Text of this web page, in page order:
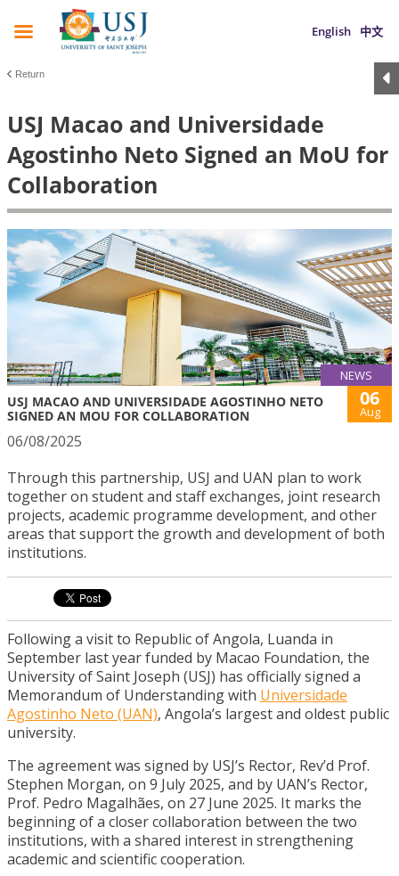
English 中文
Return
USJ Macao and Universidade
Agostinho Neto Signed an MoU for
Collaboration
NEWS
USJ MACAO AND UNIVERSIDADE AGOSTINHO NETO
SIGNED AN MOU FOR COLLABORATION
06
Aug
06/08/2025
Through this partnership, USJ and UAN plan to work
together on student and staff exchanges, joint research
projects, academic programme development, and other
areas that support the growth and development of both
institutions.
Following a visit to Republic of Angola, Luanda in
September last year funded by Macao Foundation, the
University of Saint Joseph (USJ) has officially signed a
Memorandum of Understanding with Universidade
Agostinho Neto (UAN), Angola’s largest and oldest public
university.
The agreement was signed by USJ’s Rector, Rev’d Prof.
Stephen Morgan, on 9 July 2025, and by UAN’s Rector,
Prof. Pedro Magalhães, on 27 June 2025. It marks the
beginning of a closer collaboration between the two
institutions, with a shared interest in strengthening
academic and scientific cooperation.